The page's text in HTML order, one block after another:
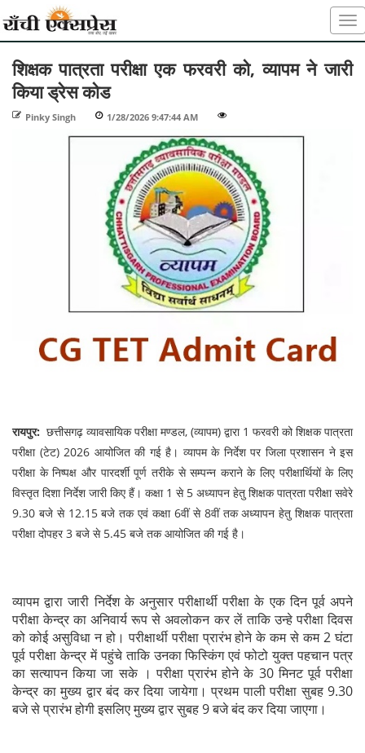
शिक्षक पात्रता परीक्षा एक फरवरी को, व्यापम ने जारी
किया ड्रेस कोड
Pinky Singh 1/28/2026 9:47:44 AM
रायपुर: छत्तीसगढ़ व्यावसायिक परीक्षा मण्डल, (व्यापम) द्वारा 1 फरवरी को शिक्षक पात्रता
परीक्षा (टेट) 2026 आयोजित की गई है। व्यापम के निर्देश पर जिला प्रशासन ने इस
परीक्षा के निष्पक्ष और पारदर्शी पूर्ण तरीके से सम्पन्न कराने के लिए परीक्षार्थियों के लिए
विस्तृत दिशा निर्देश जारी किए हैं। कक्षा 1 से 5 अध्यापन हेतु शिक्षक पात्रता परीक्षा सवेरे
9.30 बजे से 12.15 बजे तक एवं कक्षा 6वीं से 8वीं तक अध्यापन हेतु शिक्षक पात्रता
परीक्षा दोपहर 3 बजे से 5.45 बजे तक आयोजित की गई है।
व्यापम द्वारा जारी निर्देश के अनुसार परीक्षार्थी परीक्षा के एक दिन पूर्व अपने
परीक्षा केन्द्र का अनिवार्य रूप से अवलोकन कर लें ताकि उन्हे परीक्षा दिवस
को कोई असुविधा न हो। परीक्षार्थी परीक्षा प्रारंभ होने के कम से कम 2 घंटा
पूर्व परीक्षा केन्द्र में पहुंचे ताकि उनका फिस्किंग एवं फोटो युक्त पहचान पत्र
का सत्यापन किया जा सके । परीक्षा प्रारंभ होने के 30 मिनट पूर्व परीक्षा
केन्द्र का मुख्य द्वार बंद कर दिया जायेगा। प्रथम पाली परीक्षा सुबह 9.30
बजे से प्रारंभ होगी इसलिए मुख्य द्वार सुबह 9 बजे बंद कर दिया जाएगा।